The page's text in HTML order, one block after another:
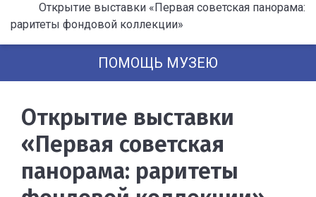
Открытие выставки «Первая советская панорама:
раритеты фондовой коллекции»
ПОМОЩЬ МУЗЕЮ
Открытие выставки
«Первая советская
панорама: раритеты